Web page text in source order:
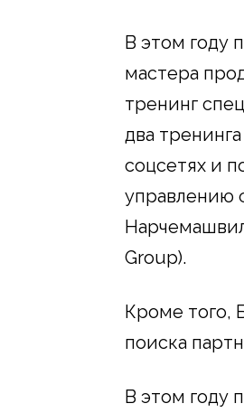
В этом году
мастера
тренинг
два
соцсетях и
управлению
Group).
Кроме того,
поиска
В этом году